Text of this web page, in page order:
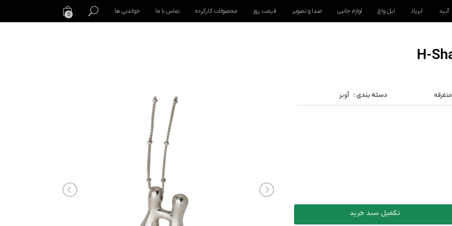
آیپد ایرپاد اپل واچ لوازم جانبی صدا و تصویر قیمت روز محصولات کارکرده تماس با ما خواندنی ها 0
متفرقه دسته بندی : آویز
تکمیل سبد خرید